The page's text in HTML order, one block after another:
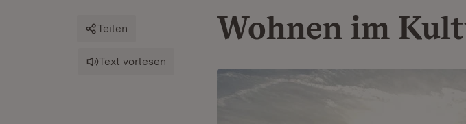
Wohnen im
Teilen
Text vorlesen